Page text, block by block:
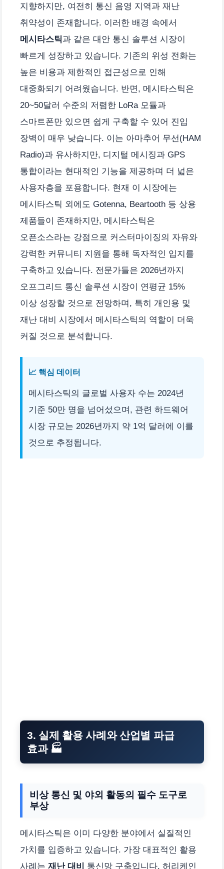
지향하지만, 여전히 통신 음영 지역과 재난
취약성이 존재합니다. 이러한 배경 속에서
메시타스틱과 같은 대안 통신 솔루션 시장이
빠르게 성장하고 있습니다. 기존의 위성 전화는
높은 비용과 제한적인 접근성으로 인해
대중화되기 어려웠습니다. 반면, 메시타스틱은
20~50달러 수준의 저렴한 LoRa 모듈과
스마트폰만 있으면 쉽게 구축할 수 있어 진입
장벽이 매우 낮습니다. 이는 아마추어 무선(HAM
Radio)과 유사하지만, 디지털 메시징과 GPS
통합이라는 현대적인 기능을 제공하며 더 넓은
사용자층을 포용합니다. 현재 이 시장에는
메시타스틱 외에도 Gotenna, Beartooth 등 상용
제품들이 존재하지만, 메시타스틱은
오픈소스라는 강점으로 커스터마이징의 자유와
강력한 커뮤니티 지원을 통해 독자적인 입지를
구축하고 있습니다. 전문가들은 2026년까지
오프그리드 통신 솔루션 시장이 연평균 15%
이상 성장할 것으로 전망하며, 특히 개인용 및
재난 대비 시장에서 메시타스틱의 역할이 더욱
커질 것으로 분석합니다.
📈 핵심 데이터
메시타스틱의 글로벌 사용자 수는 2024년
기준 50만 명을 넘어섰으며, 관련 하드웨어
시장 규모는 2026년까지 약 1억 달러에 이를
것으로 추정됩니다.
3. 실제 활용 사례와 산업별 파급
효과 🏭
비상 통신 및 야외 활동의 필수 도구로
부상
메시타스틱은 이미 다양한 분야에서 실질적인
가치를 입증하고 있습니다. 가장 대표적인 활용
사례는 재난 대비 통신망 구축입니다. 허리케인